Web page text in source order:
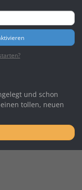
und schon
tollen, neuen